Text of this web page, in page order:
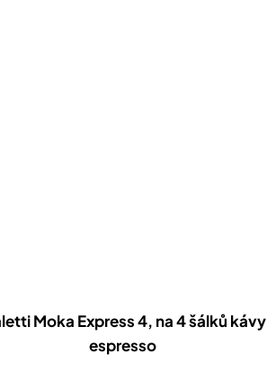
Moka Express 4, na 4 šálků kávy
espresso